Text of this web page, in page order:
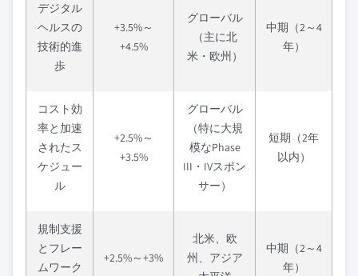
デジタル
ヘルスの
技術的進
歩
+3.5%～
+4.5%
グローバル
（主に北
米・欧州）
中期（2～4
年）
コスト効
率と加速
されたス
ケジュー
ル
+2.5%～
+3.5%
グローバル
（特に大規
模なPhase
III・IVスポン
サー）
短期（2年
以内）
規制支援
とフレー
ムワーク
+2.5%～+3%
北米、欧
州、アジア
中期（2～4
年）